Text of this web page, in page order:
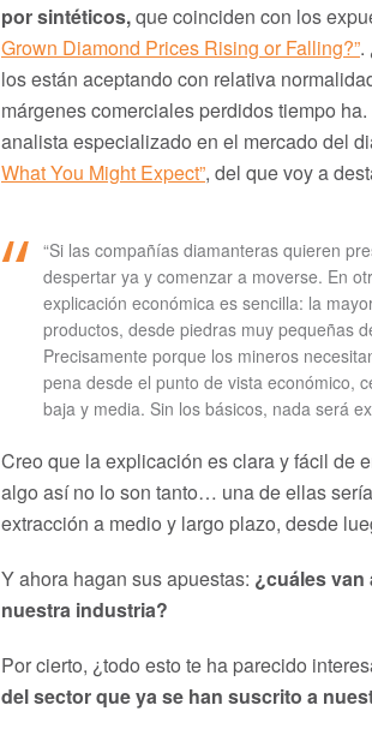
por sintéticos,que coinciden con los
Grown Diamond Prices Rising or Falling?”.
los están aceptando con relativa
márgenes comerciales perdidos tiempo
analista especializado en el mercado del
What You Might Expect”, del que voy a
“Si las compañías diamanteras quieren
despertar ya y comenzar a moverse. En
explicación económica es sencilla: la
productos, desde piedras muy pequeñas
Precisamente porque los mineros
pena desde el punto de vista económico,
baja y media. Sin los básicos, nada será
Creo que la explicación es clara y fácil de
algo así no lo son tanto… una de ellas
extracción a medio y largo plazo, desde
Y ahora hagan sus apuestas: ¿cuáles van
nuestra industria?
Por cierto, ¿todo esto te ha parecido
del sector que ya se han suscrito a